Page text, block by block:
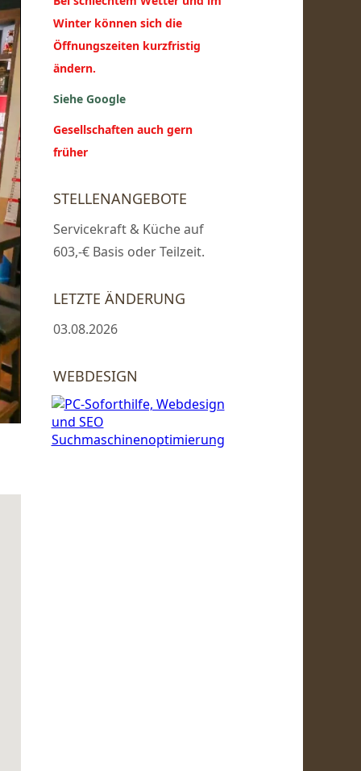
Winter können sich die
Öffnungszeiten kurzfristig
ändern.
Siehe Google
Gesellschaften auch gern
früher
STELLENANGEBOTE
Servicekraft & Küche auf
603,-€ Basis oder Teilzeit.
LETZTE ÄNDERUNG
03.08.2026
WEBDESIGN